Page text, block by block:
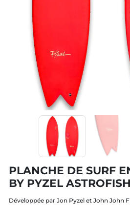
PLANCHE DE SURF
BY PYZEL
Développée par Jon Pyzel et John John